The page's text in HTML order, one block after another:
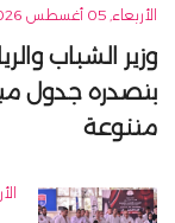
الأربعاء, 05 أغسطس 2026 - 09:01 م
وزير الشباب
متنوعة